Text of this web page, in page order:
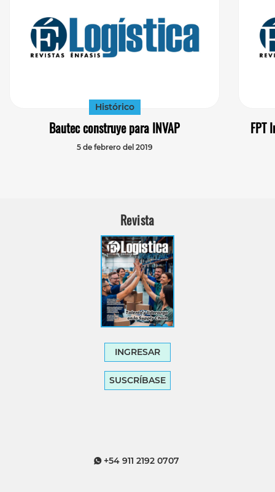
Histórico
Bautec construye para INVAP
5 de febrero del 2019
FPT
Revista
INGRESAR
SUSCRÍBASE
+54 911 2192 0707